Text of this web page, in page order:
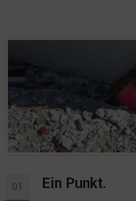
01 Ein Punkt.